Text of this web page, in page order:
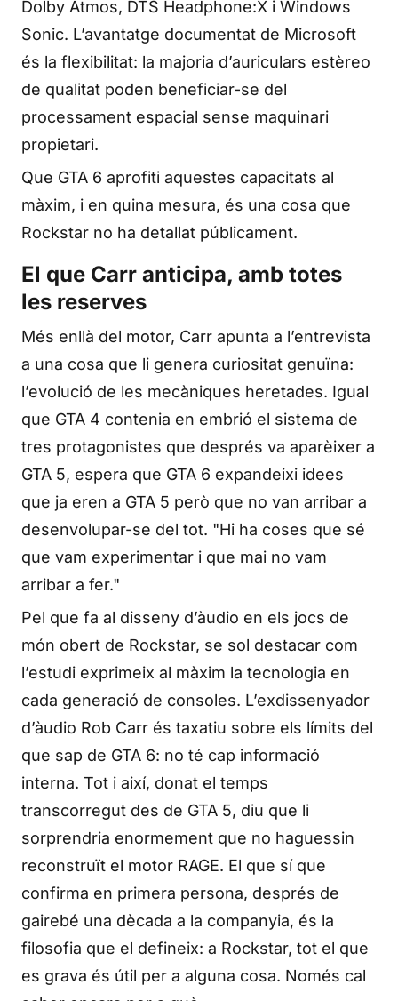
Dolby Atmos, DTS Headphone:X i Windows
Sonic. L’avantatge documentat de Microsoft
és la flexibilitat: la majoria d’auriculars estèreo
de qualitat poden beneficiar-se del
processament espacial sense maquinari
propietari.
Que GTA 6 aprofiti aquestes capacitats al
màxim, i en quina mesura, és una cosa que
Rockstar no ha detallat públicament.
El que Carr anticipa, amb totes
les reserves
Més enllà del motor, Carr apunta a l’entrevista
a una cosa que li genera curiositat genuïna:
l’evolució de les mecàniques heretades. Igual
que GTA 4 contenia en embrió el sistema de
tres protagonistes que després va aparèixer a
GTA 5, espera que GTA 6 expandeixi idees
que ja eren a GTA 5 però que no van arribar a
desenvolupar-se del tot. "Hi ha coses que sé
que vam experimentar i que mai no vam
arribar a fer."
Pel que fa al disseny d’àudio en els jocs de
món obert de Rockstar, se sol destacar com
l’estudi exprimeix al màxim la tecnologia en
cada generació de consoles. L’exdissenyador
d’àudio Rob Carr és taxatiu sobre els límits del
que sap de GTA 6: no té cap informació
interna. Tot i així, donat el temps
transcorregut des de GTA 5, diu que li
sorprendria enormement que no haguessin
reconstruït el motor RAGE. El que sí que
confirma en primera persona, després de
gairebé una dècada a la companyia, és la
filosofia que el defineix: a Rockstar, tot el que
es grava és útil per a alguna cosa. Només cal